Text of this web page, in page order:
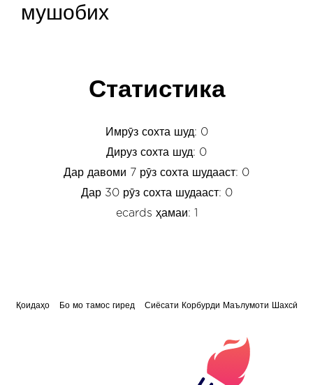
мушобих
Статистика
Имрӯз сохта шуд: 0
Дируз сохта шуд: 0
Дар давоми 7 рӯз сохта шудааст: 0
Дар 30 рӯз сохта шудааст: 0
ecards ҳамаи: 1
Қоидаҳо Бо мо тамос гиред Сиёсати Корбурди Маълумоти Шахсӣ